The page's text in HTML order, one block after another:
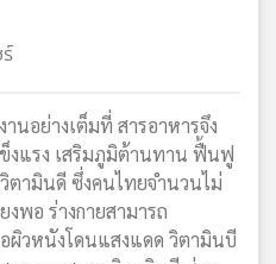
นอย่างเต็มที่ สารอาหารจึง
งแรง เสริมภูมิต้านทาน ฟื้นฟู
ตามินดี ซึ่งคนไทยจำนวนไม่
พอ ร่างกายสามารถ
ผิวหนังโดนแสงแดด วิตามินบี